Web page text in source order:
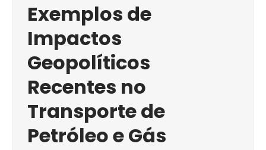
Exemplos de
Impactos
Geopolíticos
Recentes no
Transporte de
Petróleo e Gás